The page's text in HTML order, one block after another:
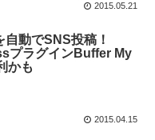
2015.05.21
自動でSNS投稿！
プラグインBuffer My
かも
2015.04.15